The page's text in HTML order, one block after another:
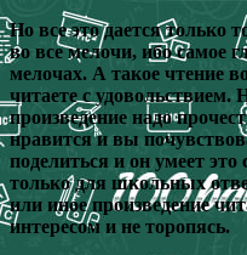
Но все это дается только
во все мелочи, ибо самое
мелочах. А такое чтение
читаете с удовольствием.
произведение надо
нравится и вы
поделиться и он умеет
только для школьных
или иное произведение
интересом и не торопясь.